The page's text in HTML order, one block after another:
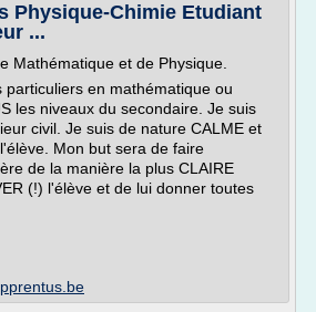
Physique-Chimie Etudiant
...
Mathématique et de Physique.
particuliers en mathématique ou
les niveaux du secondaire. Je suis
civil. Je suis de nature CALME et
Mon but sera de faire
de la manière la plus CLAIRE
(!) l'élève et de lui donner toutes